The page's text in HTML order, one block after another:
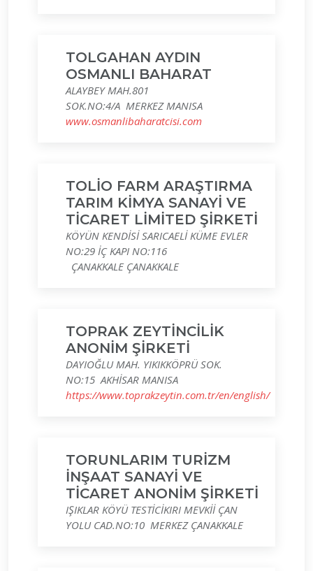
TOLGAHAN AYDIN
OSMANLI BAHARAT
ALAYBEY MAH.801
SOK.NO:4/A MERKEZ MANISA
www.osmanlibaharatcisi.com
TOLİO FARM ARAŞTIRMA
TARIM KİMYA SANAYİ VE
TİCARET LİMİTED ŞİRKETİ
KÖYÜN KENDİSİ SARICAELİ KÜME EVLER
NO:29 İÇ KAPI NO:116
ÇANAKKALE ÇANAKKALE
TOPRAK ZEYTİNCİLİK
ANONİM ŞİRKETİ
DAYIOĞLU MAH. YIKIKKÖPRÜ SOK.
NO:15 AKHİSAR MANISA
https://www.toprakzeytin.com.tr/en/english/
TORUNLARIM TURİZM
İNŞAAT SANAYİ VE
TİCARET ANONİM ŞİRKETİ
IŞIKLAR KÖYÜ TESTİCİKIRI MEVKİİ ÇAN
YOLU CAD.NO:10 MERKEZ ÇANAKKALE